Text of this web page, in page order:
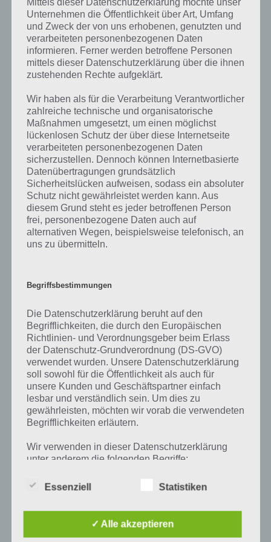
kurze Begriffserklärung!
Elfen sind Fabelwesen. Sie sehen optisch Menschen sehr ähnlich,
haben aber übernatürliche Eigenschaften. Viele Elfen können
zaubern.
beliebt sind die, die dem Weihnachtsmann zur Seite stehen. Auch
Lichtelfen sind sehr bekannt. Bei beiden handelt es sich um gute
Wesen, es gibt aber auch böse, sogenannten Schwarzelfen.
Ein Elf ist ein scheues Wesen, das gerne für sich lebt. Es ist meist in
Wäldern zu finden und lebt im Einklang mit der Natur. Es gibt
winzige Elfen mit Flügeln und welche, die so groß wie Menschen sind.
Sie sind auch als Elben oder Alben bekannt.
Elfen sind schon in alten skandinavischen und deutschen Sagen zu
finden. Sie kommen in Geschichten und Märchen vor und halten
sich häufig in der Nähe von Göttern auf.
in Bäumen.
Besonderen Ruhm erlangten Elfen durch J.R.R. Tolkiens Werk “Der
Herr der Ringe”. In diesem Werk we4rden sie als Elben bezeichnet.
Tolkiens Elben sind unsterblich und immun gegen Krankheiten. Sie
sind außerdem besonders stark und herausragend intelligent. Die
Elben aus Tolkiens Werk sind so groß wie Menschen und haben
Eigenschaften, durch die sie den Menschen überlegen sind.
Auf WhatsApp teilen
Tweet auf Twitter
Mehr Artikel hier auf Touchportal
Unternehmen die Öffentlichkeit über Art, Umfang
und Zweck der von uns erhobenen, genutzten und
verarbeiteten personenbezogenen Daten
informieren. Ferner werden betroffene Personen
mittels dieser Datenschutzerklärung über die ihnen
zustehenden Rechte aufgeklärt.
Wir haben als für die Verarbeitung Verantwortlicher
zahlreiche technische und organisatorische
Maßnahmen umgesetzt, um einen möglichst
lückenlosen Schutz der über diese Internetseite
verarbeiteten personenbezogenen Daten
sicherzustellen. Dennoch können Internetbasierte
Datenübertragungen grundsätzlich
Sicherheitslücken aufweisen, sodass ein absoluter
Schutz nicht gewährleistet werden kann. Aus
diesem Grund steht es jeder betroffenen Person
frei, personenbezogene Daten auch auf
alternativen Wegen, beispielsweise telefonisch, an
uns zu übermitteln.
Begriffsbestimmungen
Die Datenschutzerklärung beruht auf den
Begrifflichkeiten, die durch den Europäischen
Richtlinien- und Verordnungsgeber beim Erlass
der Datenschutz-Grundverordnung (DS-GVO)
verwendet wurden. Unsere Datenschutzerklärung
soll sowohl für die Öffentlichkeit als auch für
unsere Kunden und Geschäftspartner einfach
lesbar und verständlich sein. Um dies zu
gewährleisten, möchten wir vorab die verwendeten
Begrifflichkeiten erläutern.
Wir verwenden in dieser Datenschutzerklärung
unter anderem die folgenden Begriffe:
Personenbezogene Daten sind alle
Essenziell Statistiken
✓ Alle akzeptieren